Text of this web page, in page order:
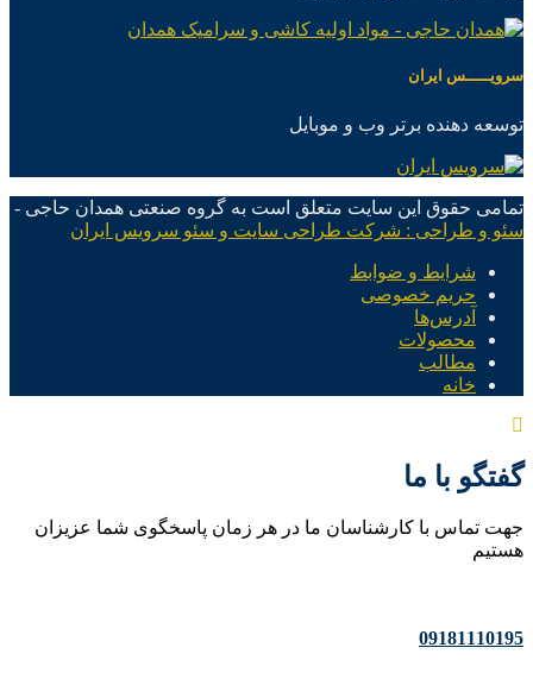
سرویـــــس ایران
توسعه دهنده برتر وب و موبایل
تمامی حقوق این سایت متعلق است به گروه صنعتی همدان حاجی -
سئو و طراحی : شرکت طراحی سایت و سئو سرویس ایران
شرایط و ضوابط
حریم خصوصی
آدرس‌ها
محصولات
مطالب
خانه
گفتگو با ما
جهت تماس با کارشناسان ما در هر زمان پاسخگوی شما عزیزان
هستیم
09181110195